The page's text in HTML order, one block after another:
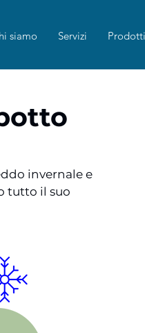
siamo Servizi Prodotti
invernale e
tutto il suo